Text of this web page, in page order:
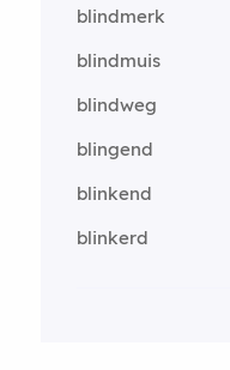
blindmerk
blindmuis
blindweg
blingend
blinkend
blinkerd